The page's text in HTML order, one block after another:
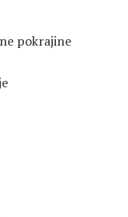
pokrajine